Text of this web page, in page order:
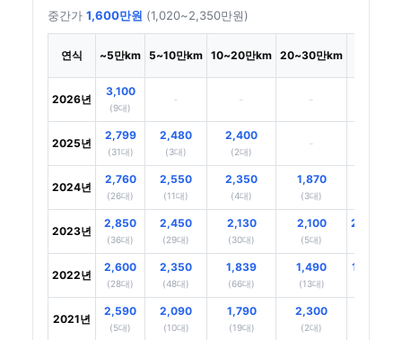
중간가 1,600만원 (1,020~2,350만원)
연식 ~5만km 5~10만km 10~20만km 20~30만km
2026년
3,100
(9대)
- - -
2025년
2,799
(31대)
2,480
(3대)
2,400
(2대)
-
2024년
2,760
(26대)
2,550
(11대)
2,350
(4대)
1,870
(3대)
2023년
2,850
(36대)
2,450
(29대)
2,130
(30대)
2,100
(5대)
2,690
2022년
2,600
(28대)
2,350
(48대)
1,839
(66대)
1,490
(13대)
1,320
2021년
2,590
(5대)
2,090
(10대)
1,790
(19대)
2,300
(2대)